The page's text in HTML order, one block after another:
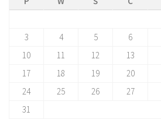
3
4 5 6
10
11 12 13
17
18 19 20
24
25 26 27
31